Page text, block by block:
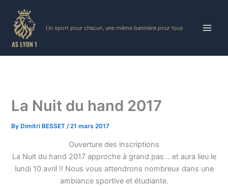
content
Un sport pour chacun, une même bannière pour tous
La Nuit du hand 2017
By Dimitri BESSET/21 mars 2017
Ouverture des inscriptions
La Nuit du hand 2017 approche à grand pas .. et aura lieu le
lundi 10 avril !! Nous vous attendrons nombreux dans une
ambiance sportive et étudiante.